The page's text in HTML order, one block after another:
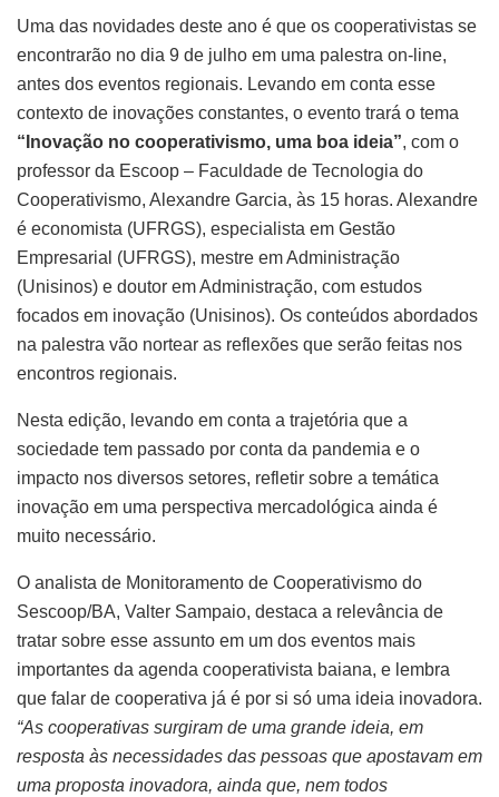
Uma das novidades deste ano é que os cooperativistas se
encontrarão no dia 9 de julho em uma palestra on-line,
antes dos eventos regionais. Levando em conta esse
contexto de inovações constantes, o evento trará o tema
“Inovação no cooperativismo, uma boa ideia”, com o
professor da Escoop – Faculdade de Tecnologia do
Cooperativismo, Alexandre Garcia, às 15 horas. Alexandre
é economista (UFRGS), especialista em Gestão
Empresarial (UFRGS), mestre em Administração
(Unisinos) e doutor em Administração, com estudos
focados em inovação (Unisinos). Os conteúdos abordados
na palestra vão nortear as reflexões que serão feitas nos
encontros regionais.
Nesta edição, levando em conta a trajetória que a
sociedade tem passado por conta da pandemia e o
impacto nos diversos setores, refletir sobre a temática
inovação em uma perspectiva mercadológica ainda é
muito necessário.
O analista de Monitoramento de Cooperativismo do
Sescoop/BA, Valter Sampaio, destaca a relevância de
tratar sobre esse assunto em um dos eventos mais
importantes da agenda cooperativista baiana, e lembra
que falar de cooperativa já é por si só uma ideia inovadora.
“As cooperativas surgiram de uma grande ideia, em
resposta às necessidades das pessoas que apostavam em
uma proposta inovadora, ainda que, nem todos